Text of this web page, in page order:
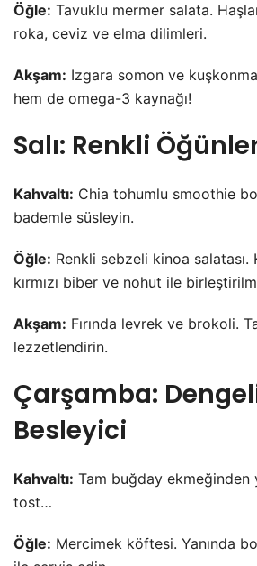
Öğle: Tavuklu mermer salata.
roka, ceviz ve elma dilimleri.
Akşam: Izgara somon ve
hem de omega-3 kaynağı!
Salı: Renkli
Kahvaltı: Chia tohumlu smoothie
bademle süsleyin.
Öğle: Renkli sebzeli kinoa salatası.
kırmızı biber ve nohut ile
Akşam: Fırında levrek ve brokoli.
lezzetlendirin.
Çarşamba:
Besleyici
Kahvaltı: Tam buğday ekmeğinden
tost…
Öğle: Mercimek köftesi. Yanında